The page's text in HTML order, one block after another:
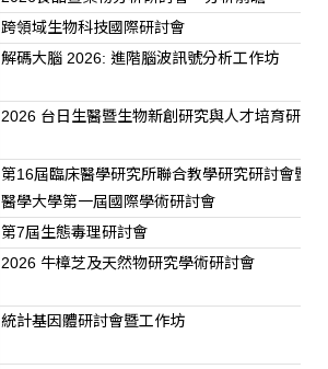
跨領域生物科技國際研討會
解碼大腦 2026: 進階腦波訊號分析工作坊
2026 台日生醫暨生物新創研究與人才培育研討
第16屆臨床醫學研究所聯合教學研究研討會暨馬
醫學大學第一屆國際學術研討會
第7屆生態毒理研討會
2026 牛樟芝及天然物研究學術研討會
統計基因體研討會暨工作坊